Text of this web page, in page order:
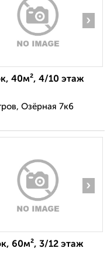
›
40м², 4/10 этаж
Озёрная 7к6
›
60м², 3/12 этаж